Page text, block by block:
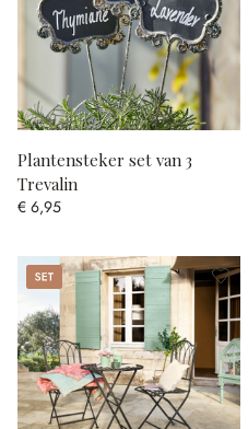
Plantensteker set van 3
Trevalin
€ 6,95
Set